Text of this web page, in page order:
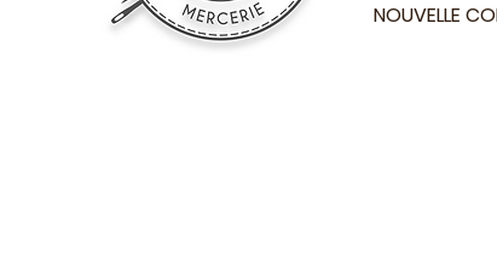
NOUVELLE